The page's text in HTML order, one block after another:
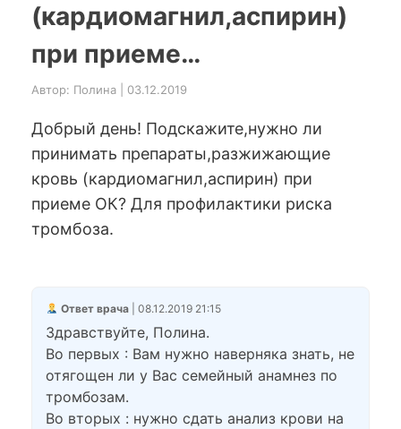
(кардиомагнил,аспирин)
при приеме…
Автор: Полина | 03.12.2019
Добрый день! Подскажите,нужно ли
принимать препараты,разжижающие
кровь (кардиомагнил,аспирин) при
приеме ОК? Для профилактики риска
тромбоза.
Ответ врача| 08.12.2019 21:15
Здравствуйте, Полина.
Во первых : Вам нужно наверняка знать, не
отягощен ли у Вас семейный анамнез по
тромбозам.
Во вторых : нужно сдать анализ крови на